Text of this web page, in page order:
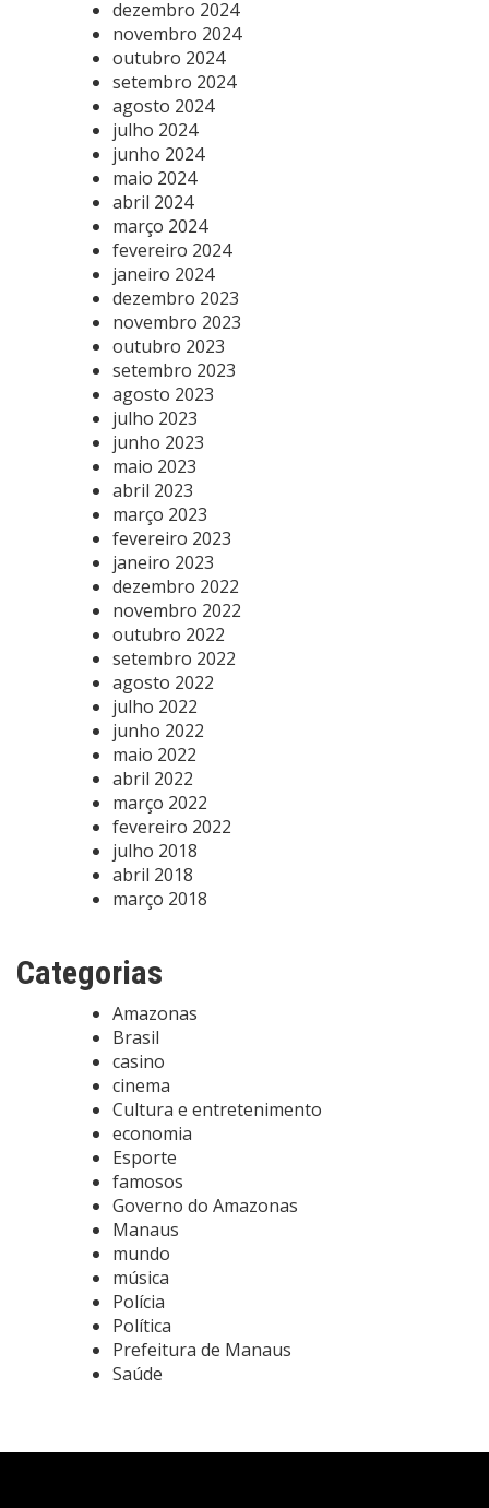
dezembro 2024
novembro 2024
outubro 2024
setembro 2024
agosto 2024
julho 2024
junho 2024
maio 2024
abril 2024
março 2024
fevereiro 2024
janeiro 2024
dezembro 2023
novembro 2023
outubro 2023
setembro 2023
agosto 2023
julho 2023
junho 2023
maio 2023
abril 2023
março 2023
fevereiro 2023
janeiro 2023
dezembro 2022
novembro 2022
outubro 2022
setembro 2022
agosto 2022
julho 2022
junho 2022
maio 2022
abril 2022
março 2022
fevereiro 2022
julho 2018
abril 2018
março 2018
Categorias
Amazonas
Brasil
casino
cinema
Cultura e entretenimento
economia
Esporte
famosos
Governo do Amazonas
Manaus
mundo
música
Polícia
Política
Prefeitura de Manaus
Saúde